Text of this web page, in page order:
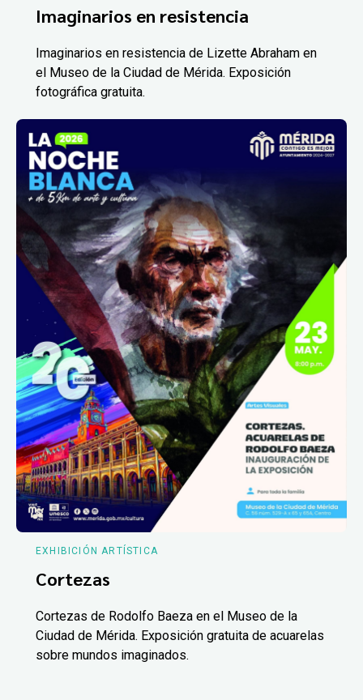
Imaginarios en resistencia
Imaginarios en resistencia de Lizette Abraham en
el Museo de la Ciudad de Mérida. Exposición
fotográfica gratuita.
EXHIBICIÓN ARTÍSTICA
Cortezas
Cortezas de Rodolfo Baeza en el Museo de la
Ciudad de Mérida. Exposición gratuita de acuarelas
sobre mundos imaginados.